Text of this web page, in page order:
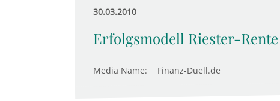
30.03.2010
Erfolgsmodell Riester-Rente
Media Name: Finanz-Duell.de